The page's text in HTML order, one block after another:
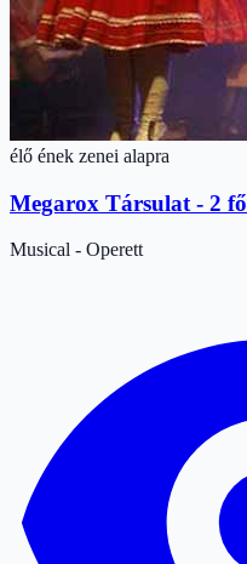
élő ének zenei alapra
Megarox Társulat - 2 fő
Musical - Operett